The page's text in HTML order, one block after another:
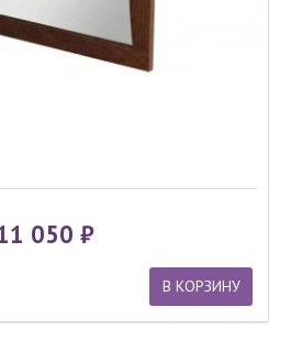
050
В КОРЗИНУ